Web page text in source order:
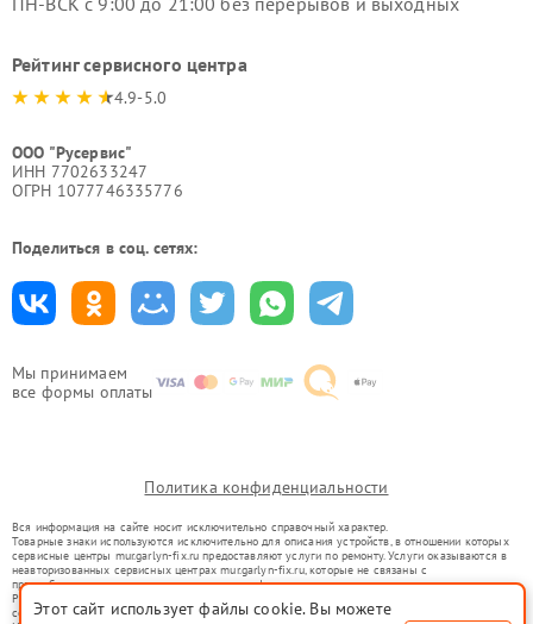
Мы принимаем
все формы оплаты
Рейтинг сервисного центра
4.9-5.0
ООО "Русервис"
ИНН 7702633247
ОГРН 1077746335776
Поделиться в соц. сетях:
Политика конфиденциальности
Вся информация на сайте носит исключительно справочный характер.
Товарные знаки используются исключительно для описания устройств, в отношении которых
сервисные центры mur.garlyn-fix.ru предоставляют услуги по ремонту. Услуги оказываются в
неавторизованных сервисных центрах mur.garlyn-fix.ru, которые не связаны с
правообладателями товарных знаков или их официальными представителями.
Ремонт осуществляется для устройств, уже введенных в гражданский оборот в соответствии
со статьей 1487 ГК РФ.
Этот сайт использует файлы cookie. Вы можете